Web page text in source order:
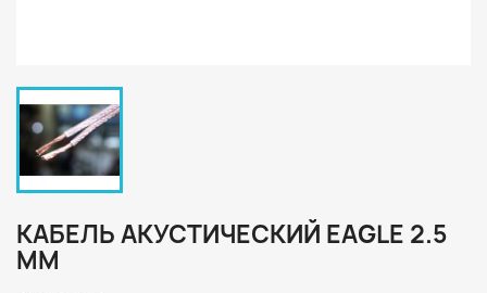
КАБЕЛЬ АКУСТИЧЕСКИЙ EAGLE 2.5
MM